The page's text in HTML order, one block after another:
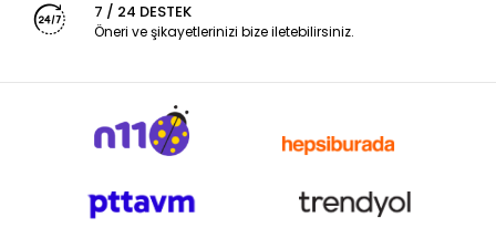
7 / 24 DESTEK
Öneri ve şikayetlerinizi bize iletebilirsiniz.